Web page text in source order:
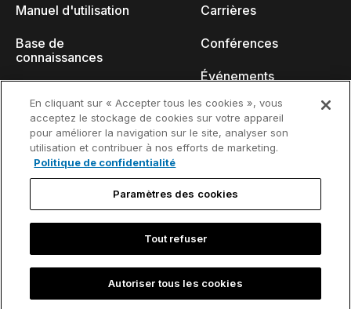
Manuel d'utilisation
Base de
connaissances
Tutoriels vidéo
Centre de contenu
Carrières
Conférences
Événements
Blog des
développeurs
Nous contacter
©2002-2026 think-cell Software GmbH
Politique de
confidentialité
Coordonnées de contact et avis
juridique
En cliquant sur « Accepter tous les cookies », vous
acceptez le stockage de cookies sur votre appareil
pour améliorer la navigation sur le site, analyser son
utilisation et contribuer à nos efforts de marketing.
Politique de confidentialité
Paramètres des cookies
Tout refuser
Autoriser tous les cookies